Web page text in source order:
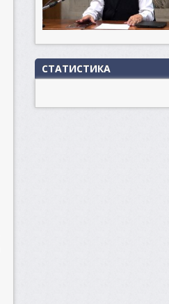
СТАТИСТИКА